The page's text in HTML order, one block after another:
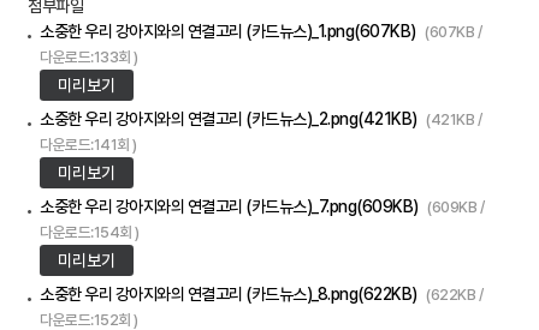
첨부파일
소중한 우리 강아지와의 연결고리 (카드뉴스)_1.png(607KB) (607KB /
다운로드:133회 )
미리보기
소중한 우리 강아지와의 연결고리 (카드뉴스)_2.png(421KB) (421KB /
다운로드:141회 )
미리보기
소중한 우리 강아지와의 연결고리 (카드뉴스)_7.png(609KB) (609KB /
다운로드:154회 )
미리보기
소중한 우리 강아지와의 연결고리 (카드뉴스)_8.png(622KB) (622KB /
다운로드:152회 )